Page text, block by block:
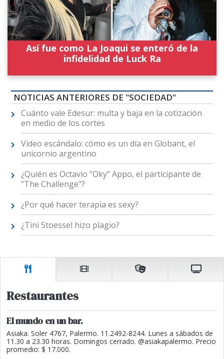
Así fue como La Joaqui se enteró de la
infidelidad de Luck Ra
NOTICIAS ANTERIORES DE "SOCIEDAD"
Cuánto vale Edesur: multa y baja en la cotización
en medio de los cortes
Video escándalo: cómo es un día en Globant, el
unicornio argentino
¿Quién es Octavio "Oky" Appo, el participante de
"The Challenge"?
¿Por qué hacer terapia es sexy?
¿Tini Stoessel hizo plagio?
Restaurantes
El mundo en un bar.
Asiaka. Soler 4767, Palermo. 11.2492-8244. Lunes a sábados de
11.30 a 23.30 horas. Domingos cerrado. @asiakapalermo. Precio
promedio: $ 17.000.